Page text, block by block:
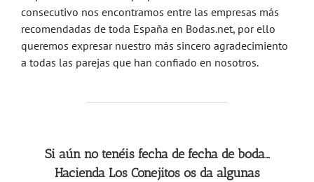
consecutivo nos encontramos entre las empresas más
recomendadas de toda España en Bodas.net, por ello
queremos expresar nuestro más sincero agradecimiento
a todas las parejas que han confiado en nosotros.
Si aún no tenéis fecha de fecha de boda…
Hacienda Los Conejitos os da algunas